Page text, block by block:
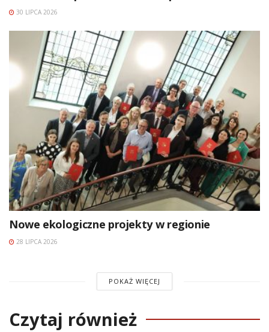
30 LIPCA 2026
Nowe ekologiczne projekty w regionie
28 LIPCA 2026
POKAŻ WIĘCEJ
Czytaj również